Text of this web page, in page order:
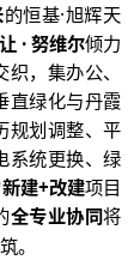
的恒基·旭辉天
让 · 努维尔倾力
，集办公、
直绿化与丹霞
规划调整、平
系统更换、绿
新建+改建项目
全专业协同将
。